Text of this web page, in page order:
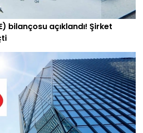
bilançosu açıklandı! Şirket